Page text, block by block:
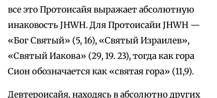
все это Протоисайя выражает абсолютную
инаковость JHWH. Для Протоисайи JHWH —
«Бог Святый» (5, 16), «Святый Израилев»,
«Святый Иакова» (29, 19. 23), тогда как гора
Сион обозначается как «святая гора» (11,9).
Девтероисайя, находясь в абсолютно других